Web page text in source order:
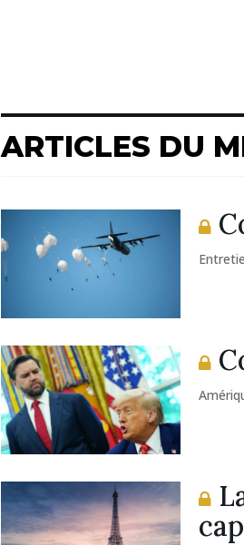
ARTICLES DU
cap